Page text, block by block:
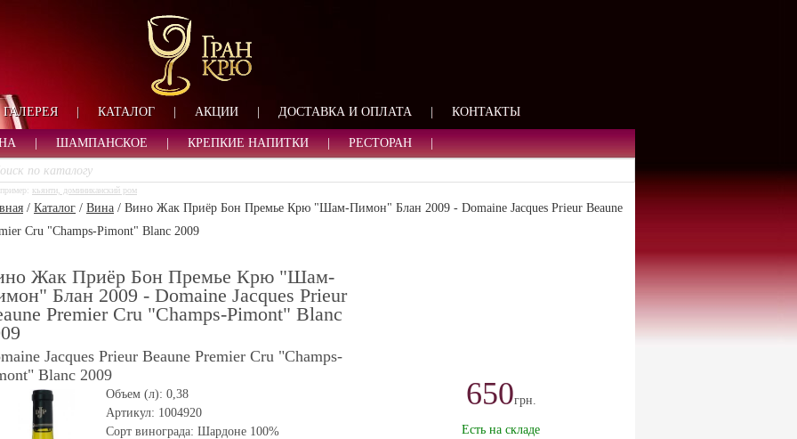
ЛОГИН
ЗАПОМНИТЬ МЕНЯ
ЗАБЫЛИ ПАРОЛЬ?
ВАШЕ ИМЯ:
ТЕЛЕФОН:
ИМЯ
ГАЛЕРЕЯ | КАТАЛОГ АКЦИИ ДОСТАВКА И ОПЛАТА КОНТАКТЫ
ШАМПАНСКОЕ КРЕПКИЕ НАПИТКИ РЕСТОРАН
кьянти, доминиканский ром
/ Каталог / Вина / Вино Жак Приёр Бон Премье Крю "Шам-Пимон" Блан 2009 - Domaine Jacques Prieur Beaune
Cru "Champs-Pimont" Blanc 2009
Жак Приёр Бон Премье Крю "Шам-
Блан 2009 - Domaine Jacques Prieur
Premier Cru "Champs-Pimont" Blanc
Jacques Prieur Beaune Premier Cru "Champs-
Blanc 2009
Объем (л): 0,38
Артикул: 1004920
Сорт винограда: Шардоне 100%
650грн.
Есть на складе